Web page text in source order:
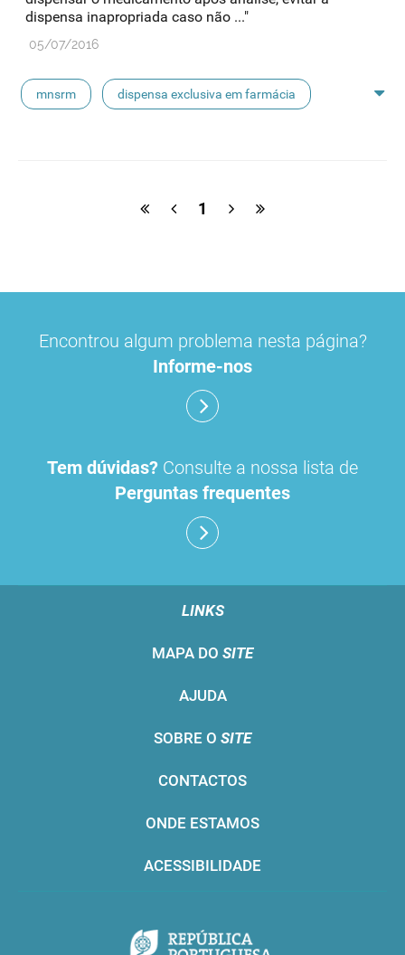
contraceção de emergência amorolfina
dispensa inapropriada caso não ..."
05/07/2016
mnsrm dispensa exclusiva em farmácia
paracetamol codeina buclizina picetoprofeno
contraceção de emergência amorolfina
1
Encontrou algum problema nesta página?
Informe-nos
Tem dúvidas? Consulte a nossa lista de
Perguntas frequentes
LINKS
MAPA DO SITE
AJUDA
SOBRE O SITE
CONTACTOS
ONDE ESTAMOS
ACESSIBILIDADE